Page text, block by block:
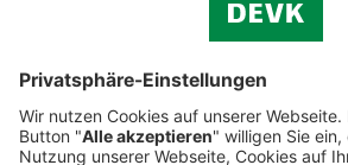
Welche Anpassungsmöglichkeiten
Ansparphase meiner privaten
Welche Anpassungsmöglichkeiten habe ich in
privaten